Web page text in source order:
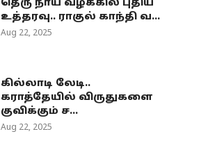
தெரு நாய் வழக்கில் புதிய
உத்தரவு.. ராகுல் காந்தி வ...
Aug 22, 2025
கில்லாடி லேடி..
கராத்தேயில் விருதுகளை
குவிக்கும் ச...
Aug 22, 2025